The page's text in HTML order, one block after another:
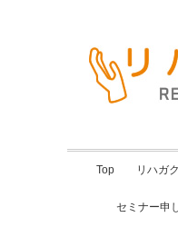
Top リハガ
セミナー申